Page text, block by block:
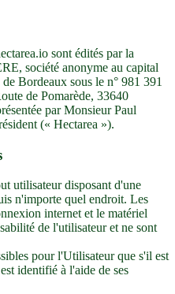
sont édités par la
société anonyme au capital
Bordeaux sous le n° 981 391
de Pomarède, 33640
par Monsieur Paul
(« Hectarea »).
utilisateur disposant d'une
n'importe quel endroit. Les
internet et le matériel
de l'utilisateur et ne sont
pour l'Utilisateur que s'il est
identifié à l'aide de ses